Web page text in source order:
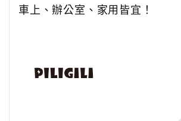
車上、辦公室、家用皆宜！